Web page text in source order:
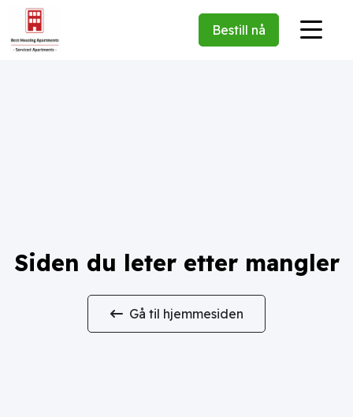
Bestill nå
Siden du leter etter mangler
Gå til hjemmesiden